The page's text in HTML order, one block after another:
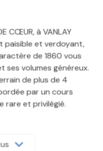
CŒUR, à VANLAY
paisible et verdoyant,
de 1860 vous
ses volumes généreux.
de plus de 4
par un cours
rare et privilégié.
et aménagée